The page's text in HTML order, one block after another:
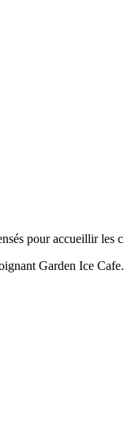
pour accueillir les
Garden Ice Cafe.